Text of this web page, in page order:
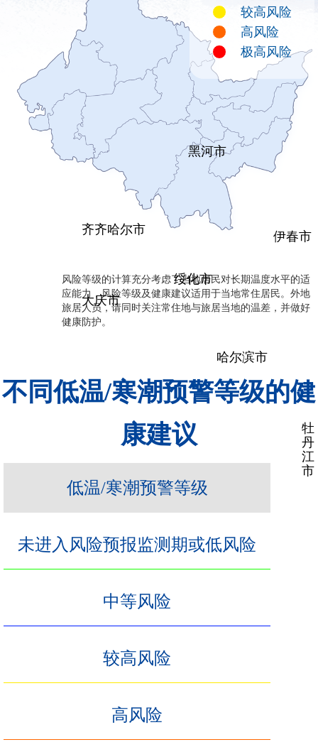
黑河市
齐齐哈尔市
大庆市
绥化市
哈尔滨市
伊春市
牡
丹
江
市
较高风险
高风险
极高风险
风险等级的计算充分考虑了当地居民对长期温度水平的适
应能力，风险等级及健康建议适用于当地常住居民。外地
旅居人员，请同时关注常住地与旅居当地的温差，并做好
健康防护。
不同低温/寒潮预警等级的健
康建议
低温/寒潮预警等级
未进入风险预报监测期或低风险
中等风险
较高风险
高风险